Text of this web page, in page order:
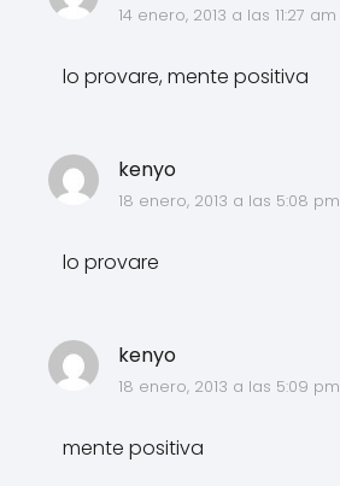
14 enero, 2013 a las 11:27 am
lo provare, mente positiva
kenyo
18 enero, 2013 a las 5:08 pm
lo provare
kenyo
18 enero, 2013 a las 5:09 pm
mente positiva